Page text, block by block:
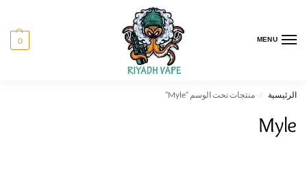
MENU
0
الرئيسية / منتجات تحت الوسم “Myle”
Myle